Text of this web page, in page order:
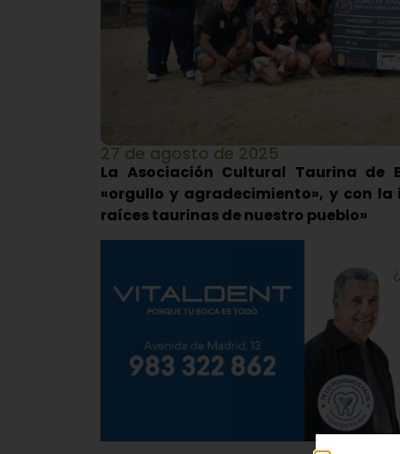
27 de agosto de 2025
La Asociación Cultural Taurina de
«orgullo y agradecimiento», y con
raíces taurinas de nuestro pueblo»